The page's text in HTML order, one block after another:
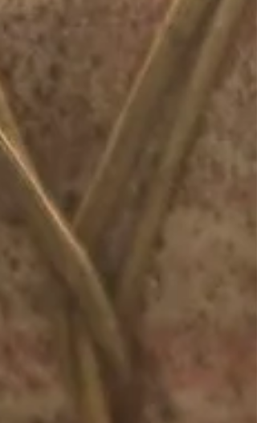
した デザインから起こした、世界に一つだ
けのオリジナルジュエリーです スクエアダ
ダイヤモンドを使用して、 まったく新しい
デザインで生まれ変わりました ジュエリー
素敵なお声を頂戴しました ～お客さまのお
声～ ーーーーーーーーーーーーーーーーー
ーーーーーーーーーーーーーーーーーーー
ーー 結婚の記念のダイヤモンドリングをお
願いしました‼️ うっとりするような素敵な
ングに仕上げていただき、二人にとって大
な宝物となりました✨ カオルさんにお願
して良かったぁ✨ ーーーーーーーーーーー
ーーーーーーーーーーーーーーーーー